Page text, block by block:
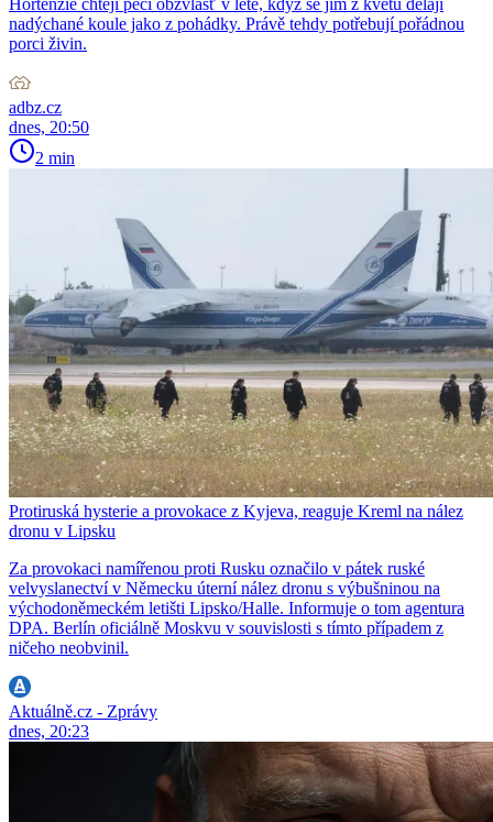
Hortenzie chtějí péči obzvlášť v létě, když se jim z květů dělají
nadýchané koule jako z pohádky. Právě tehdy potřebují pořádnou
porci živin.
adbz.cz
dnes, 20:50
2 min
Protiruská hysterie a provokace z Kyjeva, reaguje Kreml na nález
dronu v Lipsku
Za provokaci namířenou proti Rusku označilo v pátek ruské
velvyslanectví v Německu úterní nález dronu s výbušninou na
východoněmeckém letišti Lipsko/Halle. Informuje o tom agentura
DPA. Berlín oficiálně Moskvu v souvislosti s tímto případem z
ničeho neobvinil.
Aktuálně.cz - Zprávy
dnes, 20:23